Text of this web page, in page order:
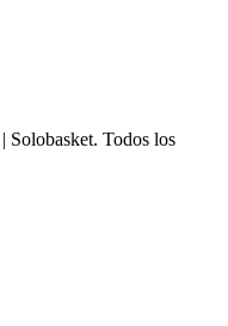
Solobasket. Todos los